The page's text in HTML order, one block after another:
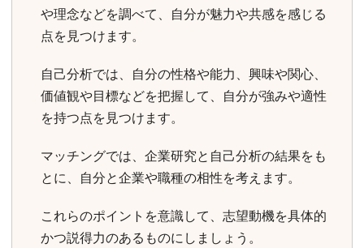
や理念などを調べて、自分が魅力や共感を感じる
点を見つけます。
自己分析では、自分の性格や能力、興味や関心、
価値観や目標などを把握して、自分が強みや適性
を持つ点を見つけます。
マッチングでは、企業研究と自己分析の結果をも
とに、自分と企業や職種の相性を考えます。
これらのポイントを意識して、志望動機を具体的
かつ説得力のあるものにしましょう。